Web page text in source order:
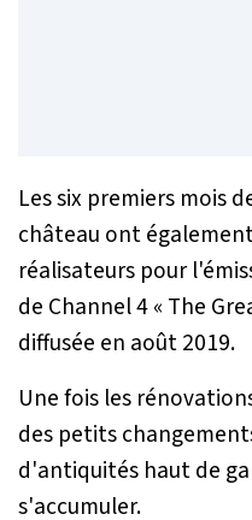
Les six premiers mois
château ont
réalisateurs pour
de Channel 4 « The
diffusée en août 2019.
Une fois les
des petits
d'antiquités haut de
s'accumuler.